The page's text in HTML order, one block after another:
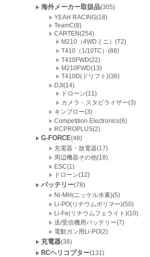
海外メーカー取扱品(305)
YEAH RACING(18)
TeamC(8)
CARTEN(254)
M210（4WDミニ）(72)
T410（1/10TC）(88)
T410FWD(22)
M210FWD(13)
T410D(ドリフト)(36)
DJI(14)
ドローン(11)
カメラ・スタビライザー(3)
キンブロー(3)
Competition Electronics(6)
RCPROPLUS(2)
G-FORCE(48)
充電器・放電器(17)
周辺機器その他(18)
ESC(1)
ドローン(12)
バッテリー(78)
Ni-MH(ニッケル水素)(5)
Li-PO(リチウムポリマー)(50)
Li-Fe(リチウムフェライト)(10)
送/受信機用バッテリー(7)
電動ガン用Li-PO(2)
充電器(38)
RCヘリコプター(131)